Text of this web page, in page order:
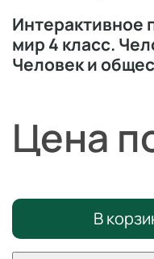
мир 4 класс.
Человек и
Цена
В